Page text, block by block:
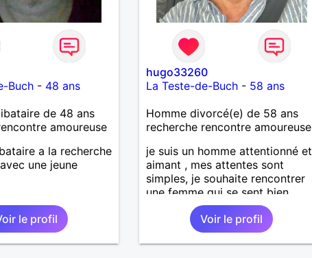
Buch- 48 ans
de 48 ans
amoureuse
a la recherche
une jeune
le profil
hugo33260
La Teste-de-Buch - 58 ans
Homme divorcé(e) de 58 ans
recherche rencontre amoureuse
je suis un homme attentionné et
aimant , mes attentes sont
simples, je souhaite rencontrer
une femme qui se sent bien
dans sa peau , honnete et
sympatique .Voir le profil